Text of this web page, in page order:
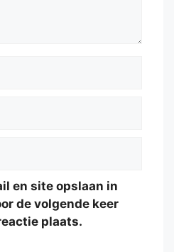
en site opslaan in
de volgende keer
plaats.